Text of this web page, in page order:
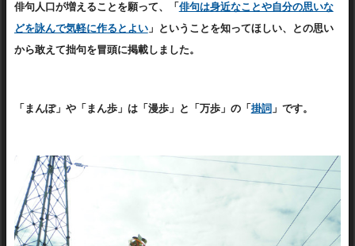
俳句人口が増えることを願って、
「 俳句は身近なことや自分の思いな
どを詠んで気軽に作るとよい」ということを知ってほしい、との思い
から敢えて拙句を冒頭に掲載しました。
「まんぽ」や「まん歩」は「漫歩」と「万歩」の「 掛詞 」です。